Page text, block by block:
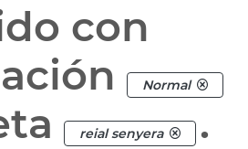
con
Normal
reial senyera .